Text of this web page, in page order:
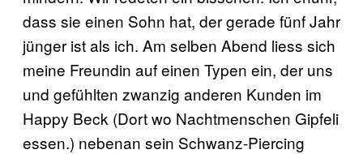
dass sie einen Sohn hat, der gerade fünf Jahr
jünger ist als ich. Am selben Abend liess sich
meine Freundin auf einen Typen ein, der uns
und gefühlten zwanzig anderen Kunden im
Happy Beck (Dort wo Nachtmenschen Gipfeli
essen.) nebenan sein Schwanz-Piercing